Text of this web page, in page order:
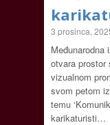
3 prosinca,
Međunarodna
otvara prostor
vizualnom
svom petom
temu
karikaturisti…